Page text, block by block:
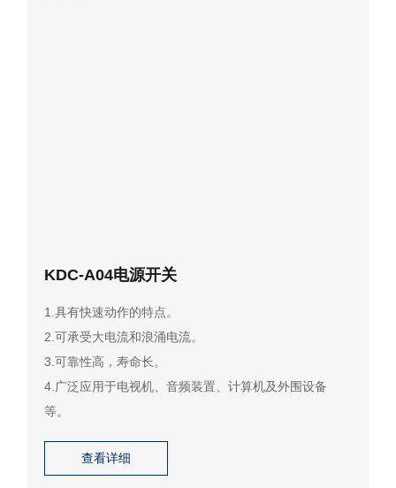
KDC-A04电源开关
1.具有快速动作的特点。
2.可承受大电流和浪涌电流。
3.可靠性高，寿命长。
4.广泛应用于电视机、音频装置、计算机及外围设备
等。
查看详细